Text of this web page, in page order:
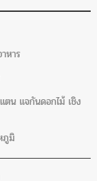
หาร
แตน แจกันดอกไม้ เชิง
ภูมิ